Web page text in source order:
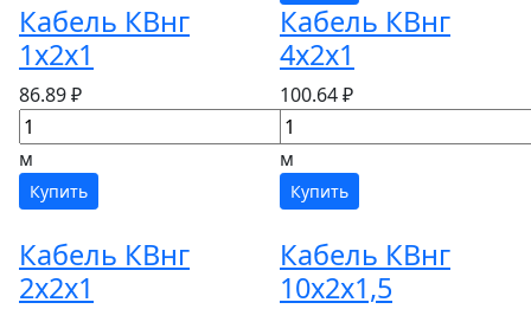
Кабель КВнг
1х2х1
86.89 ₽
м
Купить
Кабель КВнг
4х2х1
100.64 ₽
м
Купить
Кабель КВнг
2х2х1
Кабель КВнг
10х2х1,5